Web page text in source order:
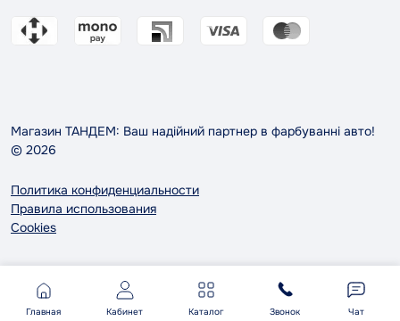
Главная Каталог
Кабинет Звонок Чат
Магазин ТАНДЕМ: Ваш надійний партнер в фарбуванні авто!
© 2026
Политика конфиденциальности
Правила использования
Cookies